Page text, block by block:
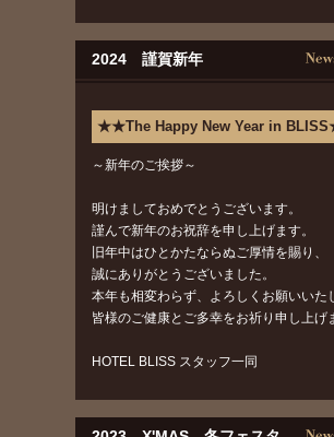
2024 謹賀新年
★★The Happy New Year in
～新年のご挨拶～
明けましておめでとうございます。
謹んで新年のお祝辞を申し上げます。
旧年中はひとかたならぬご厚情を賜り、
誠にありがとうございました。
本年も相変わらず、よろしくお願いいた
皆様のご健康とご多幸をお祈り申し上げ
HOTEL BLISS スタッフ一同